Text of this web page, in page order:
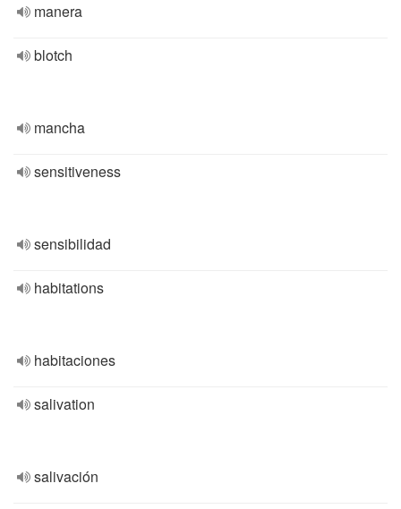
manera
blotch
mancha
sensitiveness
sensibilidad
habitations
habitaciones
salivation
salivación